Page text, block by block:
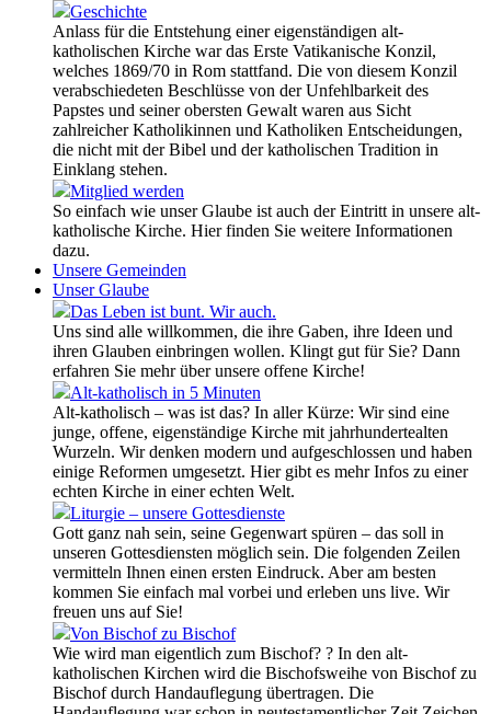
Geschichte
Anlass für die Entstehung einer eigenständigen alt-
katholischen Kirche war das Erste Vatikanische Konzil,
welches 1869/70 in Rom stattfand. Die von diesem Konzil
verabschiedeten Beschlüsse von der Unfehlbarkeit des
Papstes und seiner obersten Gewalt waren aus Sicht
zahlreicher Katholikinnen und Katholiken Entscheidungen,
die nicht mit der Bibel und der katholischen Tradition in
Einklang stehen.
Mitglied werden
So einfach wie unser Glaube ist auch der Eintritt in unsere alt-
katholische Kirche. Hier finden Sie weitere Informationen
dazu.
Unsere Gemeinden
Unser Glaube
Das Leben ist bunt. Wir auch.
Uns sind alle willkommen, die ihre Gaben, ihre Ideen und
ihren Glauben einbringen wollen. Klingt gut für Sie? Dann
erfahren Sie mehr über unsere offene Kirche!
Alt-katholisch in 5 Minuten
Alt-katholisch – was ist das? In aller Kürze: Wir sind eine
junge, offene, eigenständige Kirche mit jahrhundertealten
Wurzeln. Wir denken modern und aufgeschlossen und haben
einige Reformen umgesetzt. Hier gibt es mehr Infos zu einer
echten Kirche in einer echten Welt.
Liturgie – unsere Gottesdienste
Gott ganz nah sein, seine Gegenwart spüren – das soll in
unseren Gottesdiensten möglich sein. Die folgenden Zeilen
vermitteln Ihnen einen ersten Eindruck. Aber am besten
kommen Sie einfach mal vorbei und erleben uns live. Wir
freuen uns auf Sie!
Von Bischof zu Bischof
Wie wird man eigentlich zum Bischof? ? In den alt-
katholischen Kirchen wird die Bischofsweihe von Bischof zu
Bischof durch Handauflegung übertragen. Die